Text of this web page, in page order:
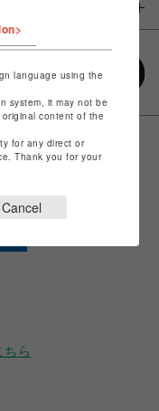
ちら
language using the
system, it may not be
content of the
for any direct or
Thank you for your
Cancel